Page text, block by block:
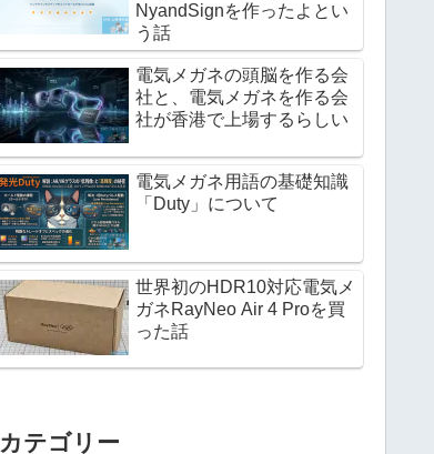
NyandSignを作ったよとい
う話
電気メガネの頭脳を作る会
社と、電気メガネを作る会
社が香港で上場するらしい
電気メガネ用語の基礎知識
「Duty」について
世界初のHDR10対応電気メ
ガネRayNeo Air 4 Proを買
った話
カテゴリー